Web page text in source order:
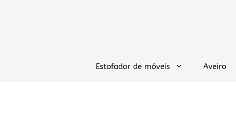
Estofador de móveis Aveiro